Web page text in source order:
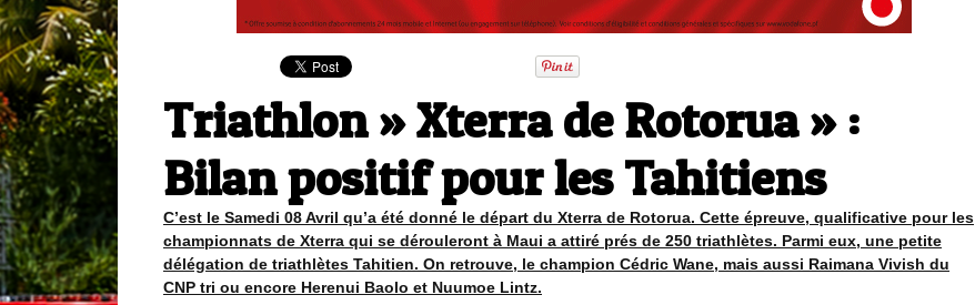
Triathlon » Xterra de Rotorua » :
Bilan positif pour les Tahitiens
C’est le Samedi 08 Avril qu’a été donné le départ du Xterra de Rotorua. Cette épreuve, qualificative pour les
championnats de Xterra qui se dérouleront à Maui a attiré prés de 250 triathlètes. Parmi eux, une petite
délégation de triathlètes Tahitien. On retrouve, le champion Cédric Wane, mais aussi Raimana Vivish du
CNP tri ou encore Herenui Baolo et Nuumoe Lintz.